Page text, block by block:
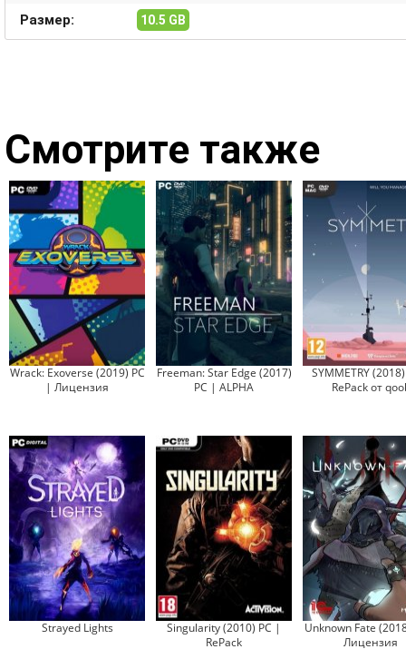
Размер: 10.5 GB
Смотрите также
Wrack: Exoverse (2019) PC
| Лицензия
Freeman: Star Edge (2017)
PC | ALPHA
SYMMETRY
RePack от
Strayed Lights
Singularity (2010) PC |
RePack
Unknown Fate
Лицензия